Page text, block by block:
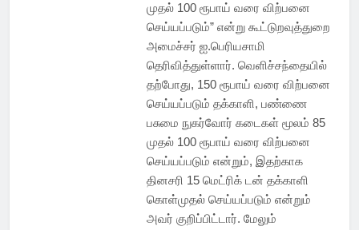
முதல் 100 ரூபாய் வரை விற்பனை
செய்யப்படும்” என்று கூட்டுறவுத்துறை
அமைச்சர் ஐ.பெரியசாமி
தெரிவித்துள்ளார். வெளிச்சந்தையில்
தற்போது, 150 ரூபாய் வரை விற்பனை
செய்யப்படும் தக்காளி, பண்ணை
பசுமை நுகர்வோர் கடைகள் மூலம் 85
முதல் 100 ரூபாய் வரை விற்பனை
செய்யப்படும் என்றும், இதற்காக
தினசரி 15 மெட்ரிக் டன் தக்காளி
கொள்முதல் செய்யப்படும் என்றும்
அவர் குறிப்பிட்டார். மேலும்